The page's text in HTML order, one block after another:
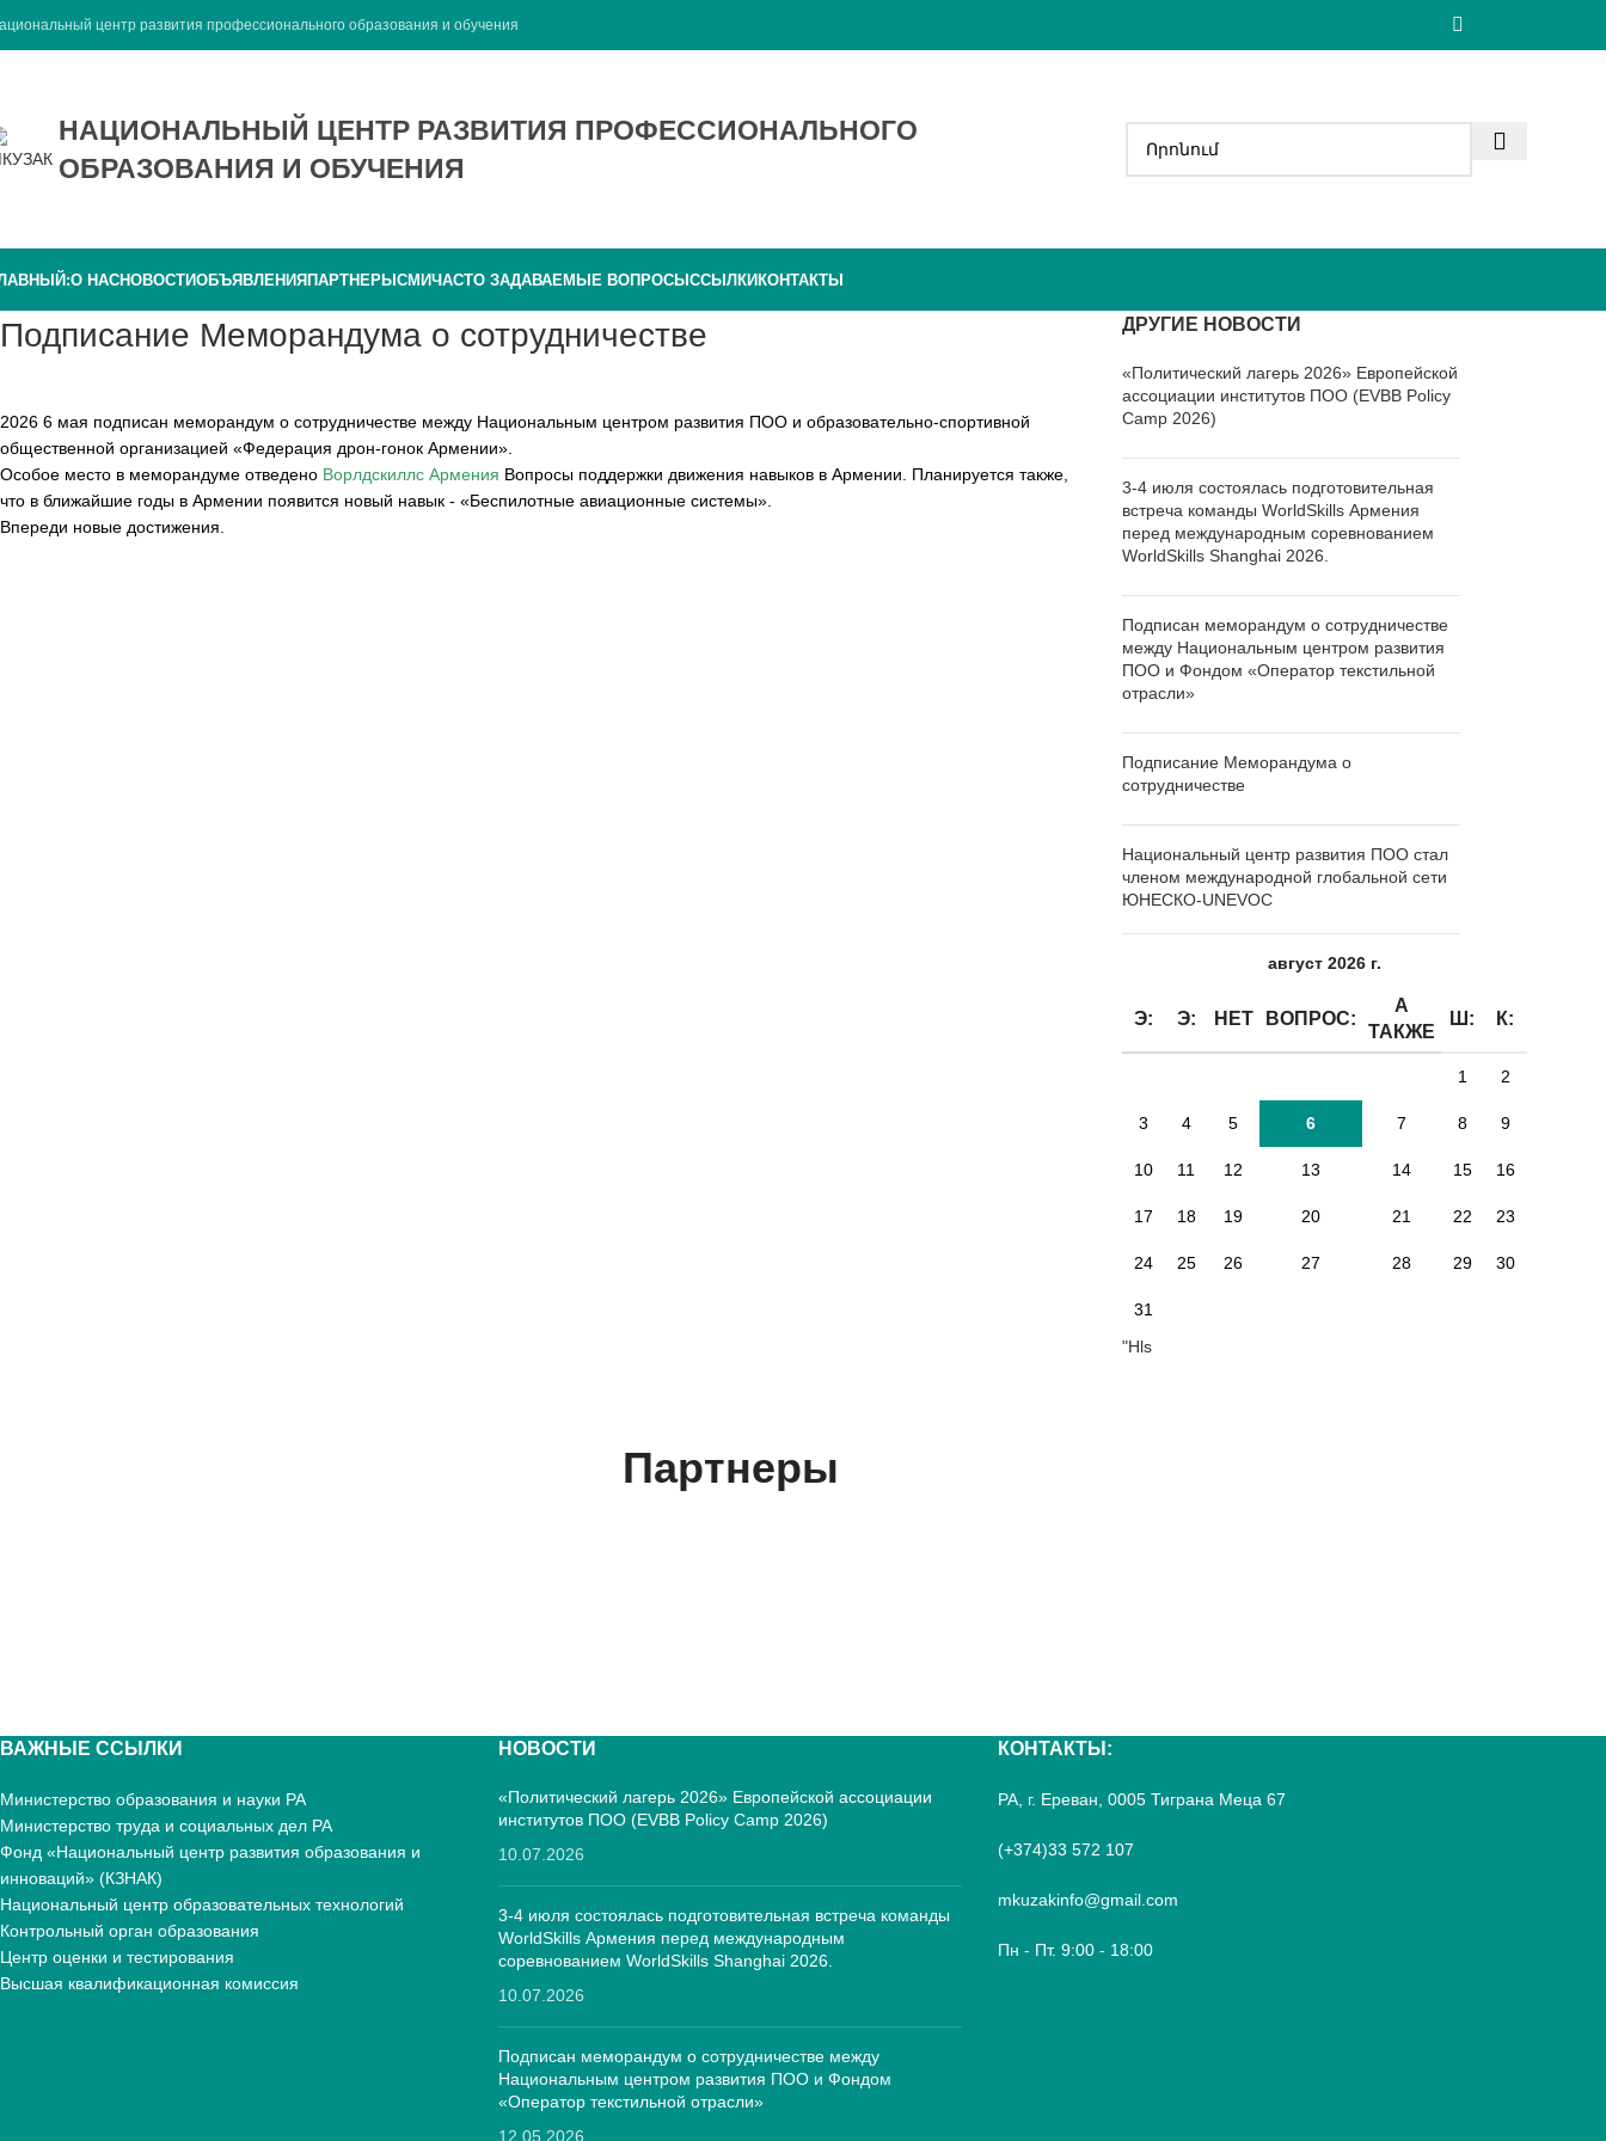
центр развития профессионального образования и обучения
НАЦИОНАЛЬНЫЙ ЦЕНТР РАЗВИТИЯ ПРОФЕССИОНАЛЬНОГО
ОБРАЗОВАНИЯ И ОБУЧЕНИЯ
О НАСНОВОСТИОБЪЯВЛЕНИЯПАРТНЕРЫСМИЧАСТО ЗАДАВАЕМЫЕ ВОПРОСЫССЫЛКИКОНТАКТЫ
Подписание Меморандума о сотрудничестве
2026 6 мая подписан меморандум о сотрудничестве между Национальным центром развития ПОО и образовательно-спортивной
общественной организацией «Федерация дрон-гонок Армении».
Особое место в меморандуме отведено Ворлдскиллс Армения Вопросы поддержки движения навыков в Армении. Планируется также,
что в ближайшие годы в Армении появится новый навык - «Беспилотные авиационные системы».
Впереди новые достижения.
ДРУГИЕ НОВОСТИ
«Политический лагерь 2026» Европейской
ассоциации институтов ПОО (EVBB Policy
Camp 2026)
3-4 июля состоялась подготовительная
встреча команды WorldSkills Армения
перед международным соревнованием
WorldSkills Shanghai 2026.
Подписан меморандум о сотрудничестве
между Национальным центром развития
ПОО и Фондом «Оператор текстильной
отрасли»
Подписание Меморандума о
сотрудничестве
Национальный центр развития ПОО стал
членом международной глобальной сети
ЮНЕСКО-UNEVOC
август 2026 г.
Э: Э: НЕТ ВОПРОС:
А
ТАКЖЕ
Ш: К:
1 2
3 4 5 6 7 8 9
10 11 12 13 14 15 16
17 18 19 20 21 22 23
24 25 26 27 28 29 30
31
"Hls
Партнеры
ВАЖНЫЕ ССЫЛКИ
Министерство образования и науки РА
Министерство труда и социальных дел РА
Фонд «Национальный центр развития образования и
инноваций» (КЗНАК)
Национальный центр образовательных технологий
Контрольный орган образования
Центр оценки и тестирования
Высшая квалификационная комиссия
НОВОСТИ
«Политический лагерь 2026» Европейской ассоциации
институтов ПОО (EVBB Policy Camp 2026)
10.07.2026
3-4 июля состоялась подготовительная встреча команды
WorldSkills Армения перед международным
соревнованием WorldSkills Shanghai 2026.
10.07.2026
Подписан меморандум о сотрудничестве между
Национальным центром развития ПОО и Фондом
«Оператор текстильной отрасли»
12.05.2026
КОНТАКТЫ:
РА, г. Ереван, 0005 Тиграна Меца 67
(+374)33 572 107
mkuzakinfo@gmail.com
Пн - Пт. 9:00 - 18:00